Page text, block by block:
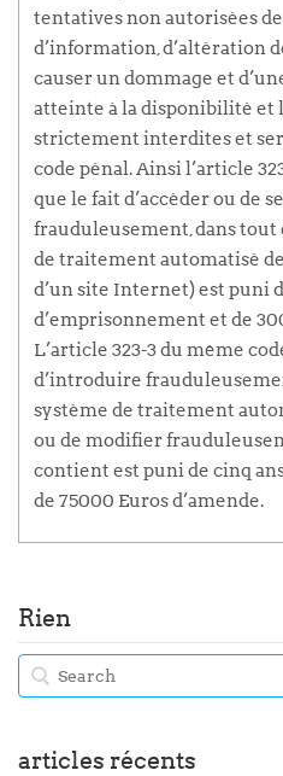
tentatives non autorisées
d’information, d’altération
causer un dommage et
atteinte à la disponibilité et
strictement interdites et
code pénal. Ainsi l’article
que le fait d’accéder ou de
frauduleusement, dans tout
de traitement automatisé de
d’un site Internet) est puni
d’emprisonnement et de
L’article 323-3 du même
d’introduire
système de traitement
ou de modifier
contient est puni de cinq
de 75000 Euros d’amende.
Rien
articles récents